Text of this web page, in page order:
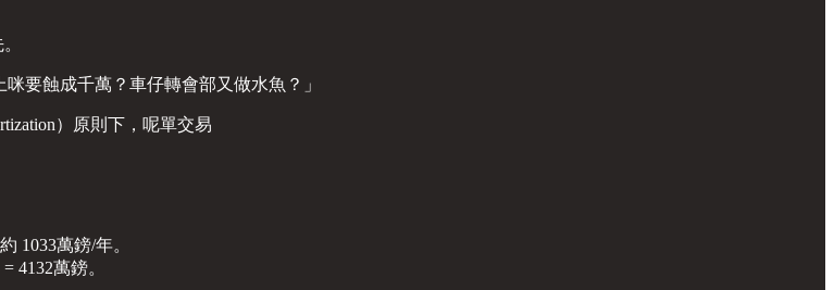
要蝕成千萬？車仔轉會部又做水魚？」
）原則下，呢單交易
1033萬鎊/年。
4132萬鎊。